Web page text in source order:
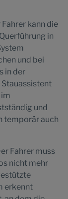
Fahrer kann die
in
und bei
in der
und
temporär auch
Fahrer muss
nicht mehr
erkennt